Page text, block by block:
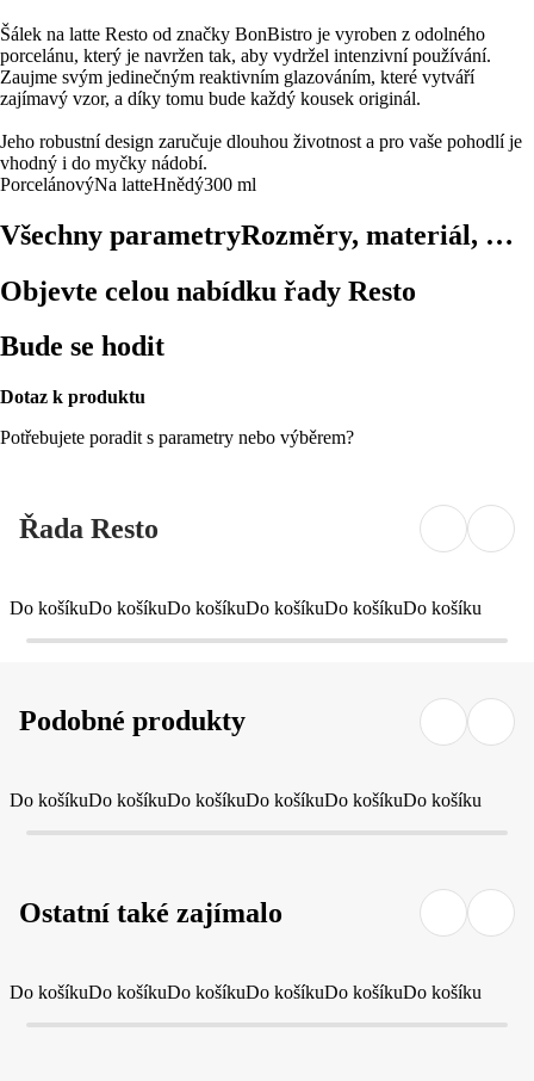
Šálek na latte Resto od značky BonBistro je vyroben z odolného
porcelánu, který je navržen tak, aby vydržel intenzivní používání.
Zaujme svým jedinečným reaktivním glazováním, které vytváří
zajímavý vzor, a díky tomu bude každý kousek originál.
Jeho robustní design zaručuje dlouhou životnost a pro vaše pohodlí je
vhodný i do myčky nádobí.
PorcelánovýNa latteHnědý300 ml
Všechny parametryRozměry, materiál, …
Objevte celou nabídku řady Resto
Bude se hodit
Dotaz k produktu
Potřebujete poradit s parametry nebo výběrem?
Řada Resto
Do košíkuDo košíkuDo košíkuDo košíkuDo košíkuDo košíku
Podobné produkty
Do košíkuDo košíkuDo košíkuDo košíkuDo košíkuDo košíku
Ostatní také zajímalo
Do košíkuDo košíkuDo košíkuDo košíkuDo košíkuDo košíku